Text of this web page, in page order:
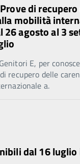
di
mobilità
26 agosto al 3
E, per
recupero delle
a.
dal 16